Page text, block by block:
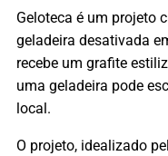
Geloteca é um projeto
geladeira desativada
recebe um grafite
uma geladeira pode
local.
O projeto, idealizado